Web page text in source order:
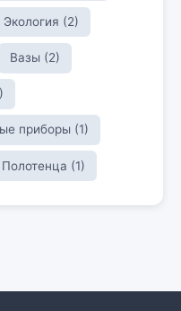
Экология (2)
Вазы (2)
приборы (1)
Полотенца (1)